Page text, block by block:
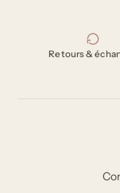
Retours &